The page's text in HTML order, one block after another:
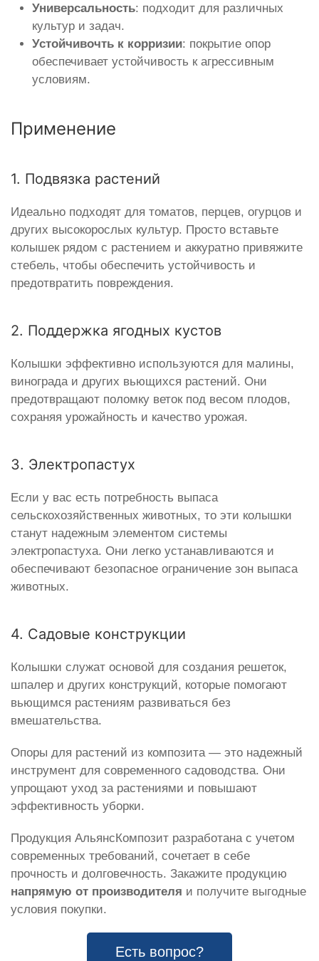
Универсальность: подходит для различных
культур и задач.
Устойчивочть к корризии: покрытие опор
обеспечивает устойчивость к агрессивным
условиям.
Применение
1. Подвязка растений
Идеально подходят для томатов, перцев, огурцов и
других высокорослых культур. Просто вставьте
колышек рядом с растением и аккуратно привяжите
стебель, чтобы обеспечить устойчивость и
предотвратить повреждения.
2. Поддержка ягодных кустов
Колышки эффективно используются для малины,
винограда и других вьющихся растений. Они
предотвращают поломку веток под весом плодов,
сохраняя урожайность и качество урожая.
3. Электропастух
Если у вас есть потребность выпаса
сельскохозяйственных животных, то эти колышки
станут надежным элементом системы
электропастуха. Они легко устанавливаются и
обеспечивают безопасное ограничение зон выпаса
животных.
4. Садовые конструкции
Колышки служат основой для создания решеток,
шпалер и других конструкций, которые помогают
вьющимся растениям развиваться без
вмешательства.
Опоры для растений из композита — это надежный
инструмент для современного садоводства. Они
упрощают уход за растениями и повышают
эффективность уборки.
Продукция АльянсКомпозит разработана с учетом
современных требований, сочетает в себе
прочность и долговечность. Закажите продукцию
напрямую от производителя и получите выгодные
условия покупки.
Есть вопрос?